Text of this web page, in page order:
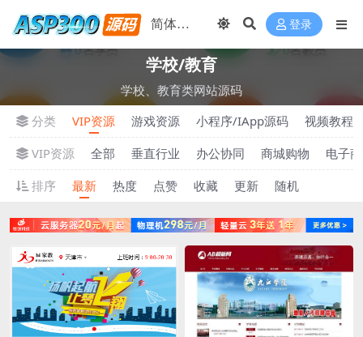
登录
学校/教育
学校、教育类网站源码
分类
VIP资源 游戏资源 小程序/IApp源码
视频教程
VIP资源
全部 垂直行业 办公协同 商城购物
电子
排序
最新 热度 点赞 收藏 更新 随机